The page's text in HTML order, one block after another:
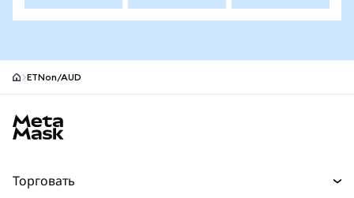
ETNon/AUD
Торговать